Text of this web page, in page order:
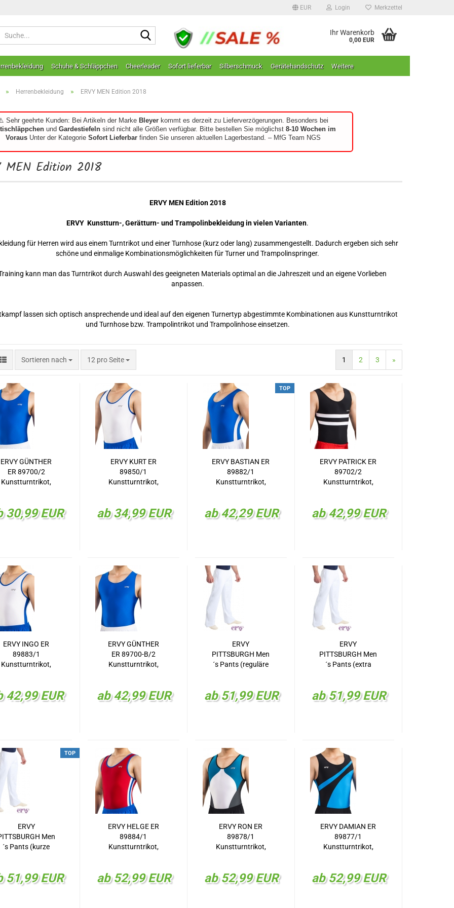
EUR Login Merkzettel
Suche... Ihr Warenkorb
0,00 EUR
Schuhe & Schläppchen Cheerleader Sofort lieferbar Silberschmuck Gerätehandschutz Weitere
» Herrenbekleidung » ERVY MEN Edition 2018
Sehr geehrte Kunden: Bei Artikeln der Marke Bleyerkommt es derzeit zu Lieferverzögerungen. Besonders bei
und Gardestiefeln sind nicht alle Größen verfügbar. Bitte bestellen Sie möglichst 8-10 Wochen im
VorausUnter der Kategorie Sofort Lieferbarfinden Sie unseren aktuellen Lagerbestand. – MfG Team NGS
MEN Edition 2018
ERVY MEN Edition 2018
ERVY Kunstturn-, Gerätturn- und Trampolinbekleidung in vielen Varianten.
für Herren wird aus einem Turntrikot und einer Turnhose (kurz oder lang) zusammengestellt. Dadurch ergeben sich sehr
schöne und einmalige Kombinationsmöglichkeiten für Turner und Trampolinspringer.
kann man das Turntrikot durch Auswahl des geeigneten Materials optimal an die Jahreszeit und an eigene Vorlieben
anpassen.
lassen sich optisch ansprechende und ideal auf den eigenen Turnertyp abgestimmte Kombinationen aus Kunstturntrikot
und Turnhose bzw. Trampolintrikot und Trampolinhose einsetzen.
Sortieren nach
Sortieren nach 12 pro Seite
pro Seite 1 2 3 »
ERVY GÜNTHER
ER 89700/2
Kunstturntrikot,
30,99 EUR
ERVY KURT ER
89850/1
Kunstturntrikot,
ab 34,99 EUR
TOP
ERVY BASTIAN ER
89882/1
Kunstturntrikot,
ab 42,29 EUR
ERVY PATRICK ER
89702/2
Kunstturntrikot,
ab 42,99 EUR
ERVY INGO ER
89883/1
Kunstturntrikot,
42,99 EUR
ERVY GÜNTHER
ER 89700-B/2
Kunstturntrikot,
ab 42,99 EUR
ERVY
PITTSBURGH Men
´s Pants (reguläre
Herrenhose
ab 51,99 EUR
ERVY
PITTSBURGH Men
´s Pants (extra
23124.06L/20
Herrenhose
ab 51,99 EUR
TOP
ERVY
Men
´s Pants (kurze
23124.06S/20
Herrenhose
51,99 EUR
ERVY HELGE ER
89884/1
Kunstturntrikot,
ab 52,99 EUR
ERVY RON ER
89878/1
Kunstturntrikot,
ab 52,99 EUR
ERVY DAMIAN ER
89877/1
Kunstturntrikot,
ab 52,99 EUR